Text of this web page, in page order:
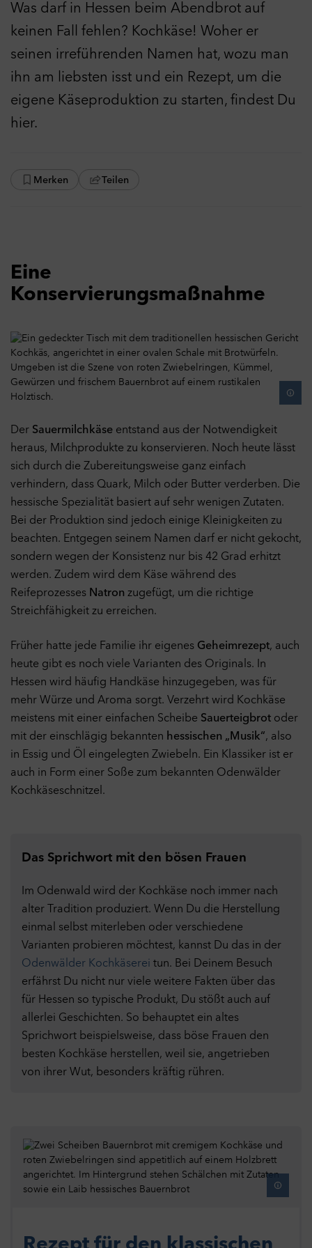
Was darf in Hessen beim Abendbrot auf
keinen Fall fehlen? Kochkäse! Woher er
seinen irreführenden Namen hat, wozu man
ihn am liebsten isst und ein Rezept, um die
eigene Käseproduktion zu starten, findest Du
hier.
Merken Teilen
Eine
Konservierungsmaßnahme
Der Sauermilchkäse entstand aus der Notwendigkeit
heraus, Milchprodukte zu konservieren. Noch heute lässt
sich durch die Zubereitungsweise ganz einfach
verhindern, dass Quark, Milch oder Butter verderben. Die
hessische Spezialität basiert auf sehr wenigen Zutaten.
Bei der Produktion sind jedoch einige Kleinigkeiten zu
beachten. Entgegen seinem Namen darf er nicht gekocht,
sondern wegen der Konsistenz nur bis 42 Grad erhitzt
werden. Zudem wird dem Käse während des
Reifeprozesses Natron zugefügt, um die richtige
Streichfähigkeit zu erreichen.
Früher hatte jede Familie ihr eigenes Geheimrezept, auch
heute gibt es noch viele Varianten des Originals. In
Hessen wird häufig Handkäse hinzugegeben, was für
mehr Würze und Aroma sorgt. Verzehrt wird Kochkäse
meistens mit einer einfachen Scheibe Sauerteigbrot oder
mit der einschlägig bekannten hessischen „Musik“, also
in Essig und Öl eingelegten Zwiebeln. Ein Klassiker ist er
auch in Form einer Soße zum bekannten Odenwälder
Kochkäseschnitzel.
Das Sprichwort mit den bösen Frauen
Im Odenwald wird der Kochkäse noch immer nach
alter Tradition produziert. Wenn Du die Herstellung
einmal selbst miterleben oder verschiedene
Varianten probieren möchtest, kannst Du das in der
Odenwälder Kochkäserei tun. Bei Deinem Besuch
erfährst Du nicht nur viele weitere Fakten über das
für Hessen so typische Produkt, Du stößt auch auf
allerlei Geschichten. So behauptet ein altes
Sprichwort beispielsweise, dass böse Frauen den
besten Kochkäse herstellen, weil sie, angetrieben
von ihrer Wut, besonders kräftig rühren.
Privatsphäreeinstellungen anpassen. Weitere Informationen
finden Sie in unserer
Datenschutzerklärung
Notwendige Cookies
Technisch notwendige Cookies helfen dabei eine Webseite
richtig funktionieren.